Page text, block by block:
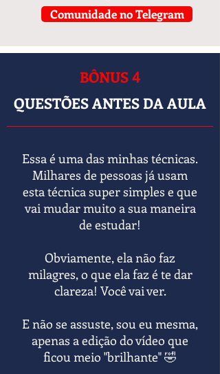
Comunidade no Telegram
BÔNUS 4
QUESTÕES ANTES DA AULA
Essa é uma das minhas técnicas.
Milhares de pessoas já usam
esta técnica super simples e que
vai mudar muito a sua maneira
de estudar!
Obviamente, ela não faz
milagres, o que ela faz é te dar
clareza! Você vai ver.
E não se assuste, sou eu mesma,
apenas a edição do vídeo que
ficou meio "brilhante" 🤣